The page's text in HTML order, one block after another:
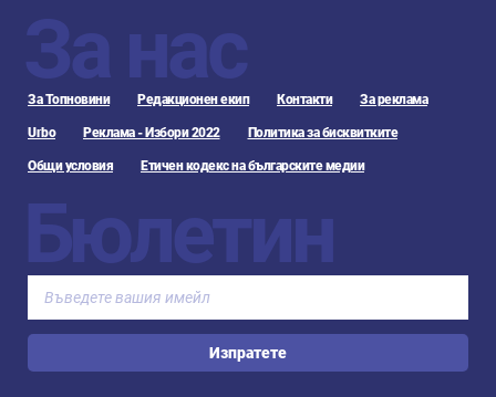
За нас
За Топновини Редакционен екип Контакти За реклама
Urbo Реклама - Избори 2022 Политика за бисквитките
Общи условия Етичен кодекс на българските медии
Бюлетин
Изпратете